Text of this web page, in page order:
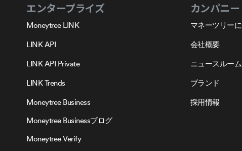
エンタープライズ
Moneytree LINK
LINK API
LINK API Private
LINK Trends
Moneytree Business
Moneytree Businessブログ
Moneytree Verify
カンパニー
マネーツリー
会社概要
ニュースルーム
ブランド
採用情報